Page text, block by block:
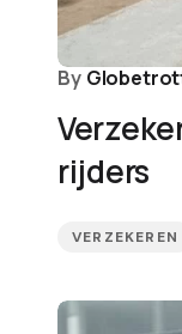
By
rijders
VERZEKEREN